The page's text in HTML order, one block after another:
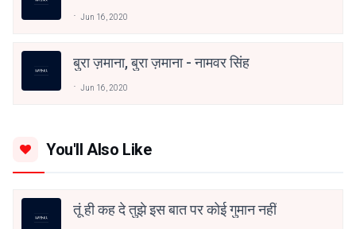
Jun 16, 2020
बुरा ज़माना, बुरा ज़माना - नामवर सिंह
Jun 16, 2020
You'll Also Like
तूं ही कह दे तुझे इस बात पर कोई गुमान नहीं